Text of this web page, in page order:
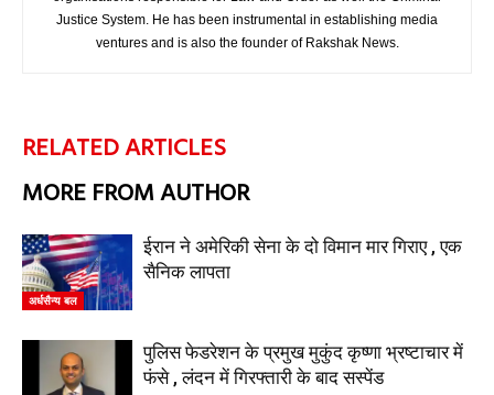
Justice System. He has been instrumental in establishing media
ventures and is also the founder of Rakshak News.
RELATED ARTICLES
MORE FROM AUTHOR
अर्धसैन्य बल
ईरान ने अमेरिकी सेना के दो विमान मार गिराए , एक
सैनिक लापता
पुलिस फेडरेशन के प्रमुख मुकुंद कृष्णा भ्रष्टाचार में
फंसे , लंदन में गिरफ्तारी के बाद सस्पेंड